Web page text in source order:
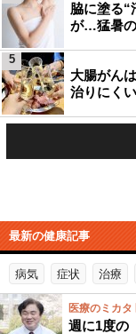
脇に塗る“
が…猛暑
大腸がん
治りにくい
5
最新の健康記事
病気 症状 治療
医療のミカ
週に1度の